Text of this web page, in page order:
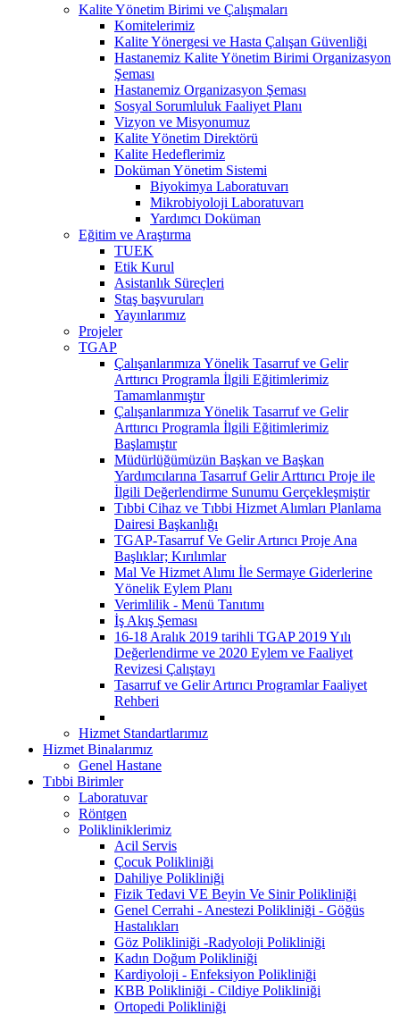
Kalite Yönetim Birimi ve Çalışmaları
Komitelerimiz
Kalite Yönergesi ve Hasta Çalışan Güvenliği
Hastanemiz Kalite Yönetim Birimi Organizasyon
Şeması
Hastanemiz Organizasyon Şeması
Sosyal Sorumluluk Faaliyet Planı
Vizyon ve Misyonumuz
Kalite Yönetim Direktörü
Kalite Hedeflerimiz
Doküman Yönetim Sistemi
Biyokimya Laboratuvarı
Mikrobiyoloji Laboratuvarı
Yardımcı Doküman
Eğitim ve Araştırma
TUEK
Etik Kurul
Asistanlık Süreçleri
Staş başvuruları
Yayınlarımız
Projeler
TGAP
Çalışanlarımıza Yönelik Tasarruf ve Gelir
Arttırıcı Programla İlgili Eğitimlerimiz
Tamamlanmıştır
Çalışanlarımıza Yönelik Tasarruf ve Gelir
Arttırıcı Programla İlgili Eğitimlerimiz
Başlamıştır
Müdürlüğümüzün Başkan ve Başkan
Yardımcılarına Tasarruf Gelir Arttırıcı Proje ile
İlgili Değerlendirme Sunumu Gerçekleşmiştir
Tıbbi Cihaz ve Tıbbi Hizmet Alımları Planlama
Dairesi Başkanlığı
TGAP-Tasarruf Ve Gelir Artırıcı Proje Ana
Başlıklar; Kırılımlar
Mal Ve Hizmet Alımı İle Sermaye Giderlerine
Yönelik Eylem Planı
Verimlilik - Menü Tanıtımı
İş Akış Şeması
16-18 Aralık 2019 tarihli TGAP 2019 Yılı
Değerlendirme ve 2020 Eylem ve Faaliyet
Revizesi Çalıştayı
Tasarruf ve Gelir Artırıcı Programlar Faaliyet
Rehberi
Hizmet Standartlarımız
Hizmet Binalarımız
Genel Hastane
Tıbbi Birimler
Laboratuvar
Röntgen
Polikliniklerimiz
Acil Servis
Çocuk Polikliniği
Dahiliye Polikliniği
Fizik Tedavi VE Beyin Ve Sinir Polikliniği
Genel Cerrahi - Anestezi Polikliniği - Göğüs
Hastalıkları
Göz Polikliniği -Radyoloji Polikliniği
Kadın Doğum Polikliniği
Kardiyoloji - Enfeksiyon Polikliniği
KBB Polikliniği - Cildiye Polikliniği
Ortopedi Polikliniği